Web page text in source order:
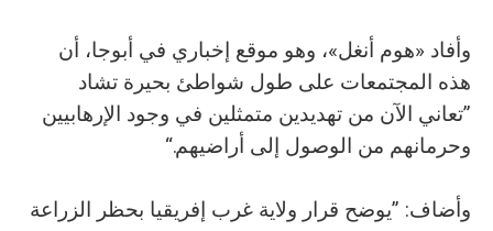
وأفاد «هوم أنغل»، وهو موقع إخباري في أبوجا، أن
هذه المجتمعات على طول شواطئ بحيرة تشاد
”تعاني الآن من تهديدين متمثلين في وجود الإرهابيين
وحرمانهم من الوصول إلى أراضيهم.“
وأضاف: ”يوضح قرار ولاية غرب إفريقيا بحظر الزراعة